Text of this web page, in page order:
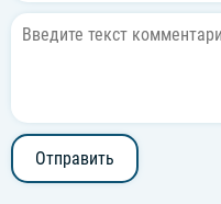
Отправить